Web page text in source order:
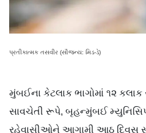
પ્રતીકાત્મક તસવીર (સૌજન્ય: મિડ-ડે)
મુંબઈના કેટલાક ભાગોમાં ૧૨ કલાક
સાવચેતી રૂપે, બૃહન્મુંબઈ
રહેવાસીઓને આગામી આઠ દિવસ